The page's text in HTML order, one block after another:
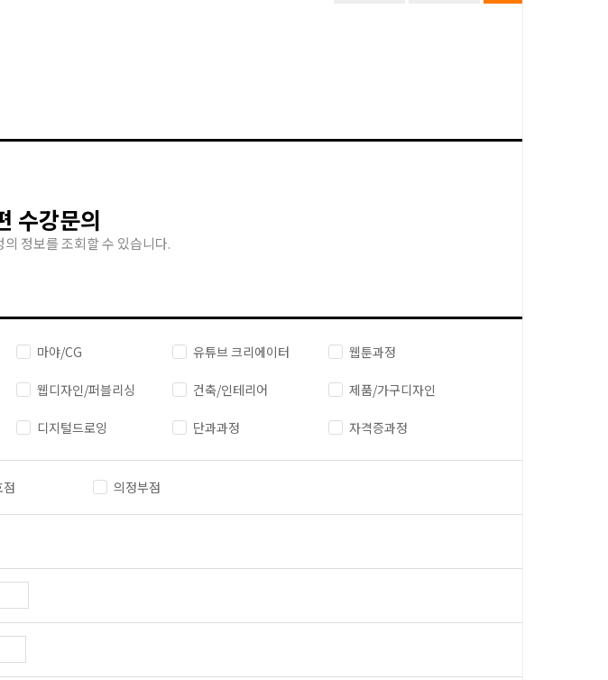
수강문의
정보를 조회할 수 있습니다.
마야/CG 유튜브 크리에이터 웹툰과정
웹디자인/퍼블리싱 건축/인테리어 제품/가구디자인
디지털드로잉 단과과정 자격증과정
점 의정부점